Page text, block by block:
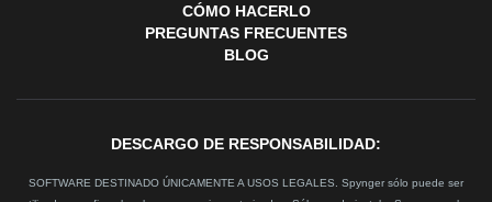
CÓMO HACERLO
PREGUNTAS FRECUENTES
BLOG
DESCARGO DE RESPONSABILIDAD:
SOFTWARE DESTINADO ÚNICAMENTE A USOS LEGALES. Spynger sólo puede ser